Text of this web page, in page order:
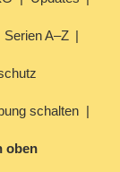
Serien A–Z
schalten
oben